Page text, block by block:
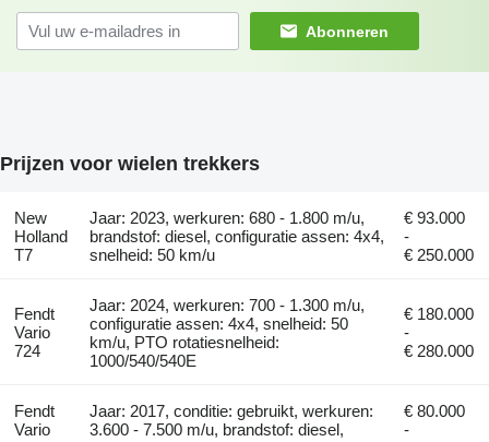
Abonneren
Prijzen voor wielen trekkers
New
Holland
T7
Jaar: 2023, werkuren: 680 - 1.800 m/u,
brandstof: diesel, configuratie assen: 4x4,
snelheid: 50 km/u
€ 93.000
-
€ 250.000
Fendt
Vario
724
Jaar: 2024, werkuren: 700 - 1.300 m/u,
configuratie assen: 4x4, snelheid: 50
km/u, PTO rotatiesnelheid:
1000/540/540E
€ 180.000
-
€ 280.000
Fendt
Vario
Jaar: 2017, conditie: gebruikt, werkuren:
3.600 - 7.500 m/u, brandstof: diesel,
€ 80.000
-